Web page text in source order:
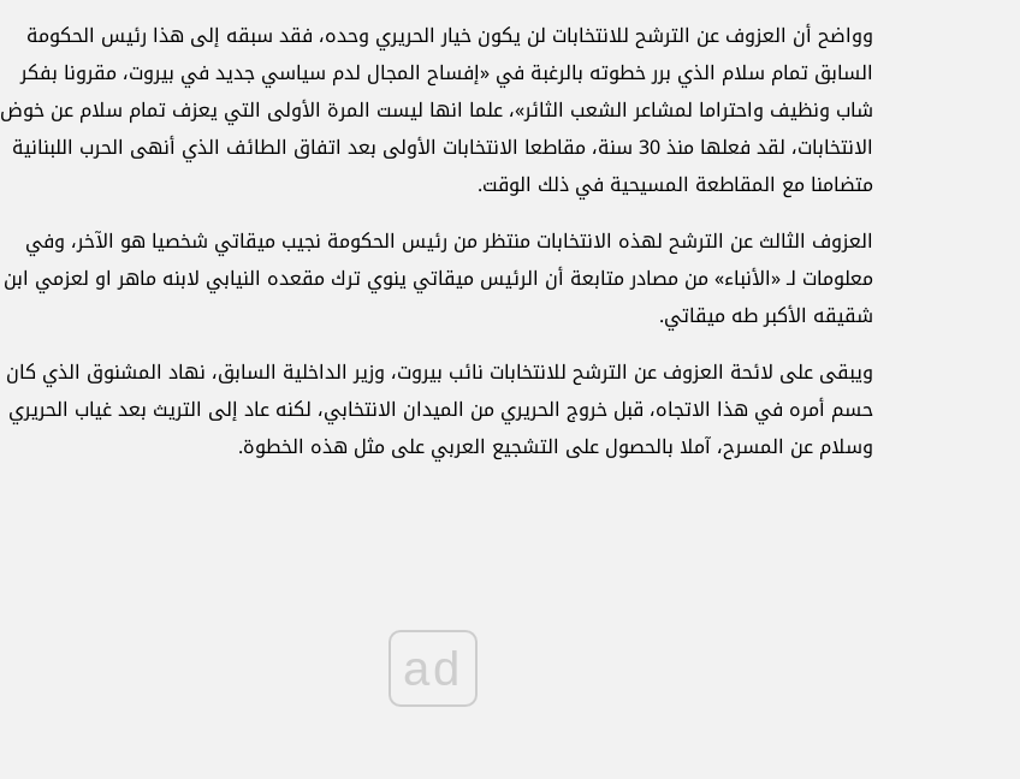
وواضح أن العزوف عن الترشح للانتخابات لن يكون خيار الحريري وحده، فقد سبقه إلى هذا رئيس الحكومة
السابق تمام سلام الذي برر خطوته بالرغبة في «إفساح المجال لدم سياسي جديد في بيروت، مقرونا بفكر
شاب ونظيف واحتراما لمشاعر الشعب الثائر»، علما انها ليست المرة الأولى التي يعزف تمام سلام عن خوض
الانتخابات، لقد فعلها منذ 30 سنة، مقاطعا الانتخابات الأولى بعد اتفاق الطائف الذي أنهى الحرب اللبنانية
متضامنا مع المقاطعة المسيحية في ذلك الوقت.
العزوف الثالث عن الترشح لهذه الانتخابات منتظر من رئيس الحكومة نجيب ميقاتي شخصيا هو الآخر، وفي
معلومات لـ «الأنباء» من مصادر متابعة أن الرئيس ميقاتي ينوي ترك مقعده النيابي لابنه ماهر او لعزمي ابن
شقيقه الأكبر طه ميقاتي.
ويبقى على لائحة العزوف عن الترشح للانتخابات نائب بيروت، وزير الداخلية السابق، نهاد المشنوق الذي كان
حسم أمره في هذا الاتجاه، قبل خروج الحريري من الميدان الانتخابي، لكنه عاد إلى التريث بعد غياب الحريري
وسلام عن المسرح، آملا بالحصول على التشجيع العربي على مثل هذه الخطوة.
ad